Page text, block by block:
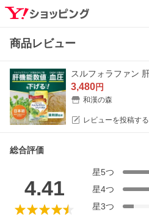
商品レビュー
3,480円
和漢の森
レビューを投稿する
総合評価
4.41
星5つ
星4つ
星3つ